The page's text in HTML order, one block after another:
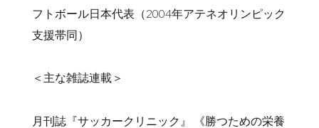
フトボール日本代表（2004年アテネオリンピック
支援帯同）
＜主な雑誌連載＞
月刊誌『サッカークリニック』 《勝つための栄養